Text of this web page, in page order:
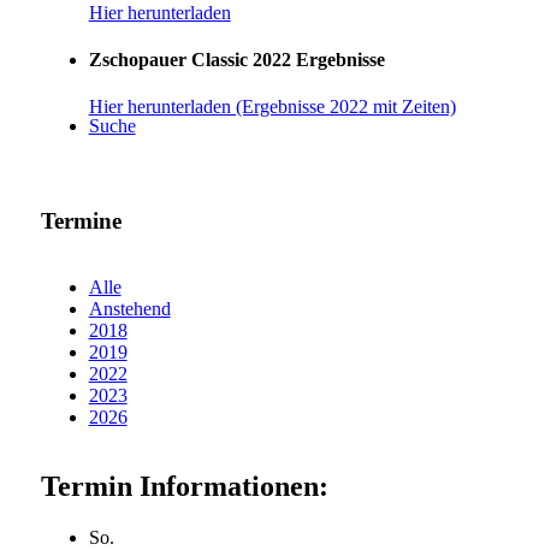
Suche
Hier herunterladen
Zschopauer Classic 2022 Ergebnisse
Hier herunterladen (Ergebnisse 2022 mit Zeiten)
Termine
Alle
Anstehend
2018
2019
2022
2023
2026
Termin Informationen:
So.